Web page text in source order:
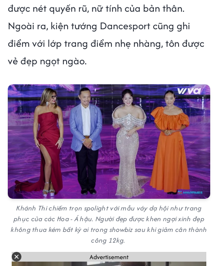
được nét quyến rũ, nữ tính của bản thân.
Ngoài ra, kiện tướng Dancesport cũng ghi
điểm với lớp trang điểm nhẹ nhàng, tôn được
vẻ đẹp ngọt ngào.
Khánh Thi chiếm trọn spolight với mẫu váy dạ hội như trang
phục của các Hoa - Á hậu. Người đẹp được khen ngợi xinh đẹp
không thua kém bất kỳ ai trong showbiz sau khi giảm cân thành
công 12kg.
Advertisement